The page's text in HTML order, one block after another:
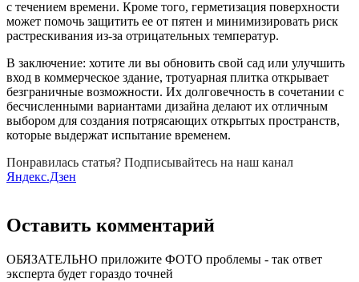
с течением времени. Кроме того, герметизация поверхности
может помочь защитить ее от пятен и минимизировать риск
растрескивания из-за отрицательных температур.
В заключение: хотите ли вы обновить свой сад или улучшить
вход в коммерческое здание, тротуарная плитка открывает
безграничные возможности. Их долговечность в сочетании с
бесчисленными вариантами дизайна делают их отличным
выбором для создания потрясающих открытых пространств,
которые выдержат испытание временем.
Понравилась статья? Подписывайтесь на наш канал
Яндекс.Дзен
Оставить комментарий
ОБЯЗАТЕЛЬНО приложите ФОТО проблемы - так ответ
эксперта будет гораздо точней